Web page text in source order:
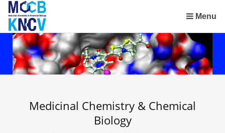
Skip
links
Jump
to
the
content
Jump
the
navigation
Menu
Medicinal Chemistry & Chemical
Biology